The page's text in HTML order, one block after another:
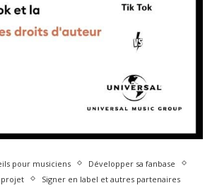
pour musiciens
Développer sa fanbase
projet
Signer en label et autres partenaires